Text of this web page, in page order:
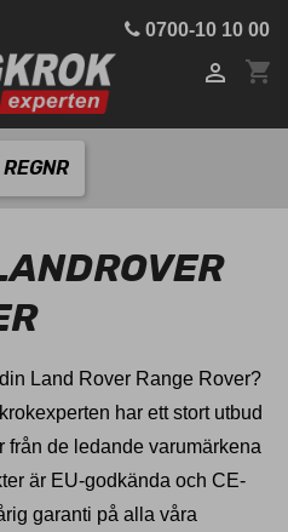
0700-10 10 00
shopping_cart

Land Rover Range Rover?
har ett stort utbud
de ledande varumärkena
är EU-godkända och CE-
garanti på alla våra